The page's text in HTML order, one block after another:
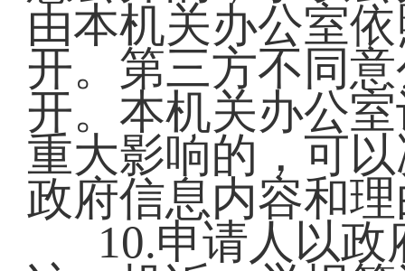
由本机关办公室
开。第三方不同
开。本机关办公
重大影响的，可
政府信息内容和
10.申请人以